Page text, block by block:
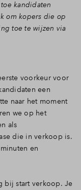
kandidaten
om kopers die op
toe te wijzen via
voorkeur voor
een
naar het moment
we op het
als
die in verkoop is.
en
bij start verkoop. Je